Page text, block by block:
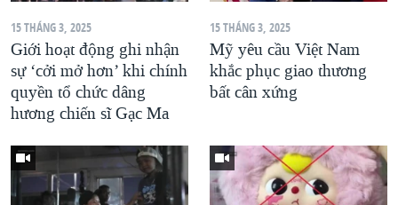
15 THÁNG 3, 2025
Giới hoạt động ghi nhận
sự ‘cởi mở hơn’ khi chính
quyền tổ chức dâng
hương chiến sĩ Gạc Ma
15 THÁNG 3, 2025
Mỹ yêu cầu Việt Nam
khắc phục giao thương
bất cân xứng